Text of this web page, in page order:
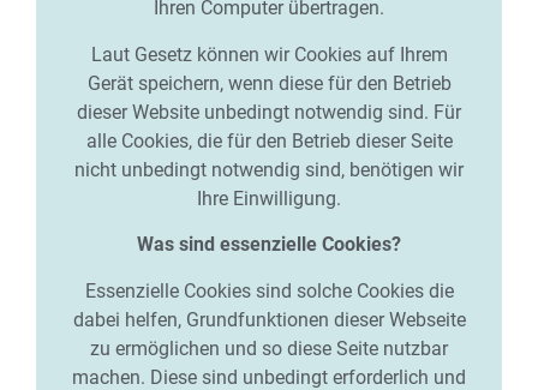
Ihren Computer übertragen.
Laut Gesetz können wir Cookies auf Ihrem
Gerät speichern, wenn diese für den Betrieb
dieser Website unbedingt notwendig sind. Für
alle Cookies, die für den Betrieb dieser Seite
nicht unbedingt notwendig sind, benötigen wir
Ihre Einwilligung.
Was sind essenzielle Cookies?
Essenzielle Cookies sind solche Cookies die
dabei helfen, Grundfunktionen dieser Webseite
zu ermöglichen und so diese Seite nutzbar
machen. Diese sind unbedingt erforderlich und